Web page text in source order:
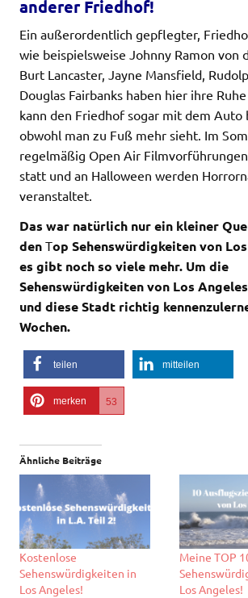
anderer Friedhof!
Ein außerordentlich gepflegter,
wie beispielsweise Johnny Ramon von
Burt Lancaster, Jayne Mansfield,
Douglas Fairbanks haben hier ihre
kann den Friedhof sogar mit dem Auto
obwohl man zu Fuß mehr sieht. Im
regelmäßig Open Air
statt und an Halloween werden
veranstaltet.
Das war natürlich nur ein kleiner
den Top Sehenswürdigkeiten von
es gibt noch so viele mehr. Um die
Sehenswürdigkeiten von Los
und diese Stadt richtig
Wochen.
teilen mitteilen
merken 53
Ähnliche Beiträge
Kostenlose
Sehenswürdigkeiten in
Los Angeles!
Meine TOP
Los Angeles!